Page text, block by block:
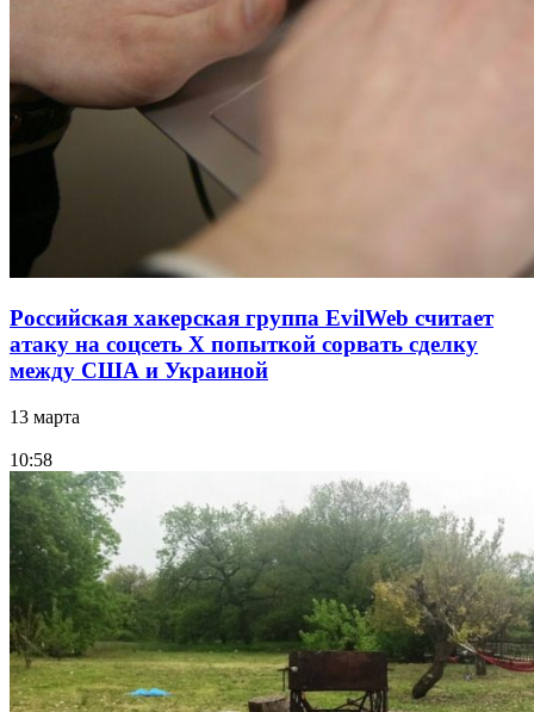
Российская хакерская группа EvilWeb считает
атаку на соцсеть Х попыткой сорвать сделку
между США и Украиной
13 марта
10:58